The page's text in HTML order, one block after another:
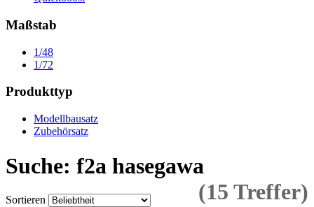
Maßstab
1/48
1/72
Produkttyp
Modellbausatz
Zubehörsatz
Suche: f2a hasegawa
(15 Treffer)
Sortieren